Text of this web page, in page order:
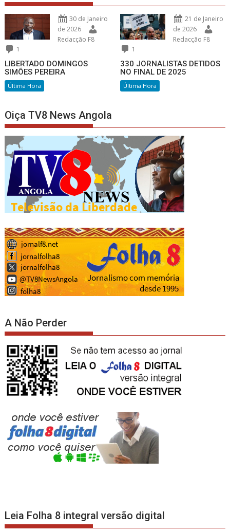
30 de Janeiro
de 2026
Redacção F8
1
LIBERTADO DOMINGOS
SIMÕES PEREIRA
Última Hora
21 de Janeiro
de 2026
Redacção F8
1
330 JORNALISTAS DETIDOS
NO FINAL DE 2025
Última Hora
Oiça TV8 News Angola
A Não Perder
Leia Folha 8 integral versão digital